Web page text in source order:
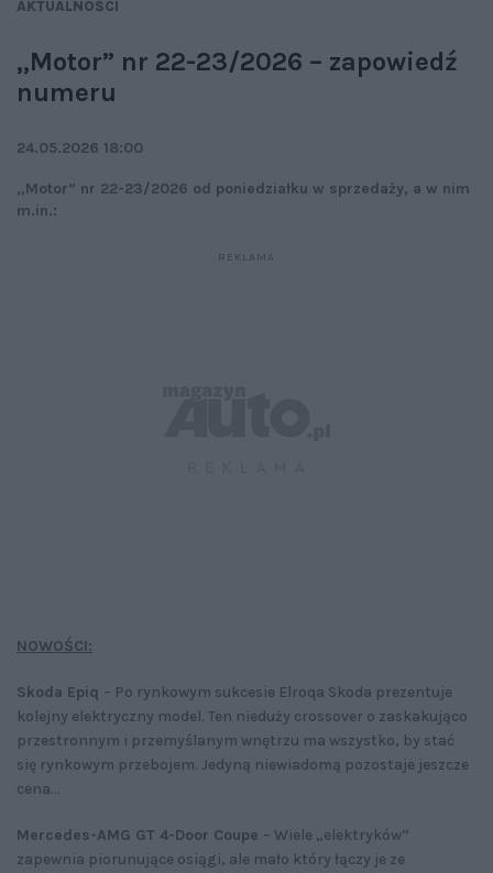
AKTUALNOŚCI
„Motor” nr 22-23/2026 – zapowiedź
numeru
24.05.2026 18:00
„Motor” nr 22-23/2026 od poniedziałku w sprzedaży, a w nim
m.in.:
NOWOŚCI:
Skoda Epiq – Po rynkowym sukcesie Elroqa Skoda prezentuje
kolejny elektryczny model. Ten nieduży crossover o zaskakująco
przestronnym i przemyślanym wnętrzu ma wszystko, by stać
się rynkowym przebojem. Jedyną niewiadomą pozostaje jeszcze
cena...
Mercedes-AMG GT 4-Door Coupe – Wiele „elektryków”
zapewnia piorunujące osiągi, ale mało który łączy je ze